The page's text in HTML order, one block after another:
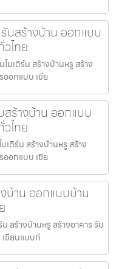
บสร้างบ้าน ออกแบบ
ไทย
มเดิร์น สร้างบ้านหรู สร้าง
ออกแบบ เขีย
สร้างบ้าน ออกแบบ
ไทย
เดิร์น สร้างบ้านหรู สร้าง
ออกแบบ เขีย
บ้าน ออกแบบบ้าน
สร้างบ้านหรู สร้างอาคาร รับ
ขียนแบบก่